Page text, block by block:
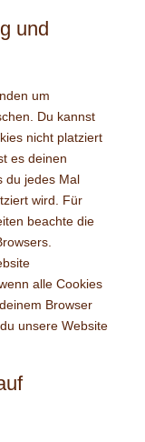
und
um
Du kannst
nicht platziert
es deinen
du jedes Mal
wird. Für
beachte die
alle Cookies
Browser
unsere Website